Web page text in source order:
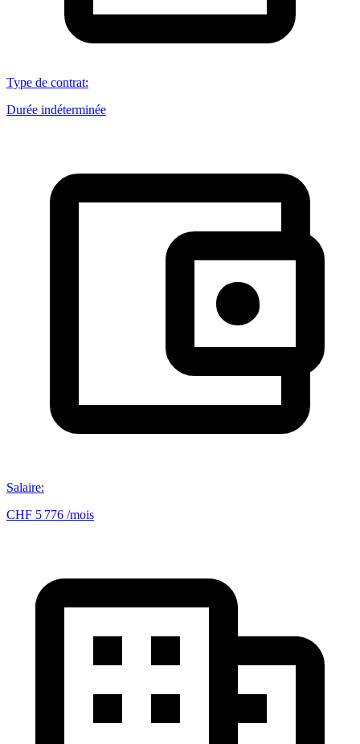
Type de contrat:
Durée indéterminée
Salaire:
CHF 5 776 /mois